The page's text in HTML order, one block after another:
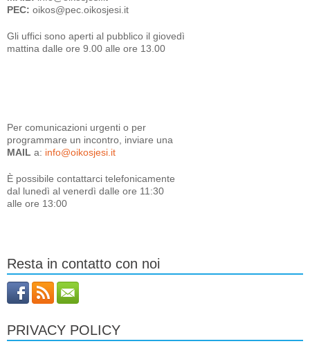
PEC: oikos@pec.oikosjesi.it
Gli uffici sono aperti al pubblico il giovedì
mattina dalle ore 9.00 alle ore 13.00
Per comunicazioni urgenti o per
programmare un incontro, inviare una
MAIL a: info@oikosjesi.it
È possibile contattarci telefonicamente
dal lunedì al venerdì dalle ore 11:30
alle ore 13:00
Resta in contatto con noi
PRIVACY POLICY